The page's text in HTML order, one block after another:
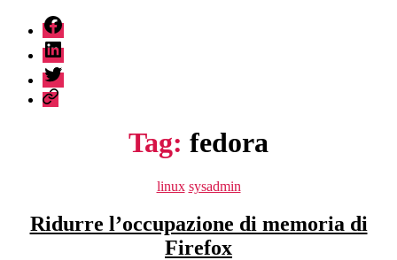
fb
linkedin
twitter
sessionize
Tag: fedora
Categorie
linux sysadmin
Ridurre l’occupazione di memoria di
Firefox